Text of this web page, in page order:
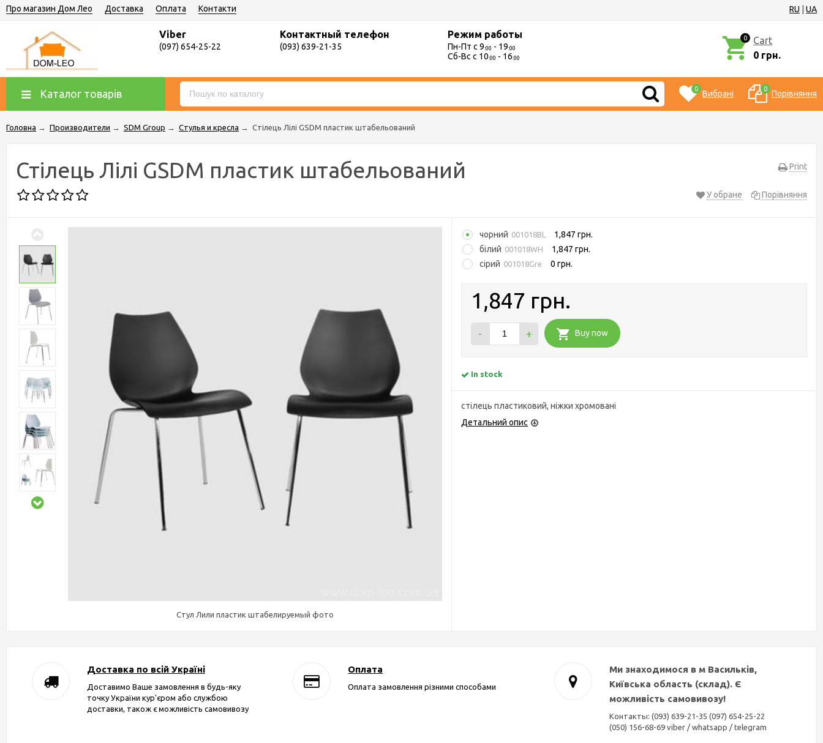
RU UA
Про магазин Дом Лео Доставка Оплата Контакти
Viber
(097) 654-25-22
Контактный телефон
(093) 639-21-35
Режим работы
Пн-Пт с 9:00 - 19:00
Сб-Вс с 10:00 - 16:00
0
Cart
0 грн.
Каталог товарів 0 Вибрані 0 Порівняння
Головна → Производители → SDM Group → Стулья и кресла → Стілець Лілі GSDM пластик штабельований
Print
Стілець Лілі GSDM пластик штабельований
У обране Порівняння
Стул Лили пластик штабелируемый фото
чорний 001018BL
1,847 грн.
білий 001018WH
1,847 грн.
сірий 001018Gre 0 грн.
1,847 грн.
- + Buy now
In stock
стілець пластиковий, ніжки хромовані
Детальний опис
Доставка по всій Україні
Доставимо Ваше замовлення в будь-яку
точку України кур'єром або службою
доставки, також є можливість самовивозу
Оплата
Оплата замовлення різними способами
Ми знаходимося в м Васильків,
Київська область (склад). Є
можливість самовивозу!
Контакты: (093) 639-21-35 (097) 654-25-22
(050) 156-68-69 viber / whatsapp / telegram